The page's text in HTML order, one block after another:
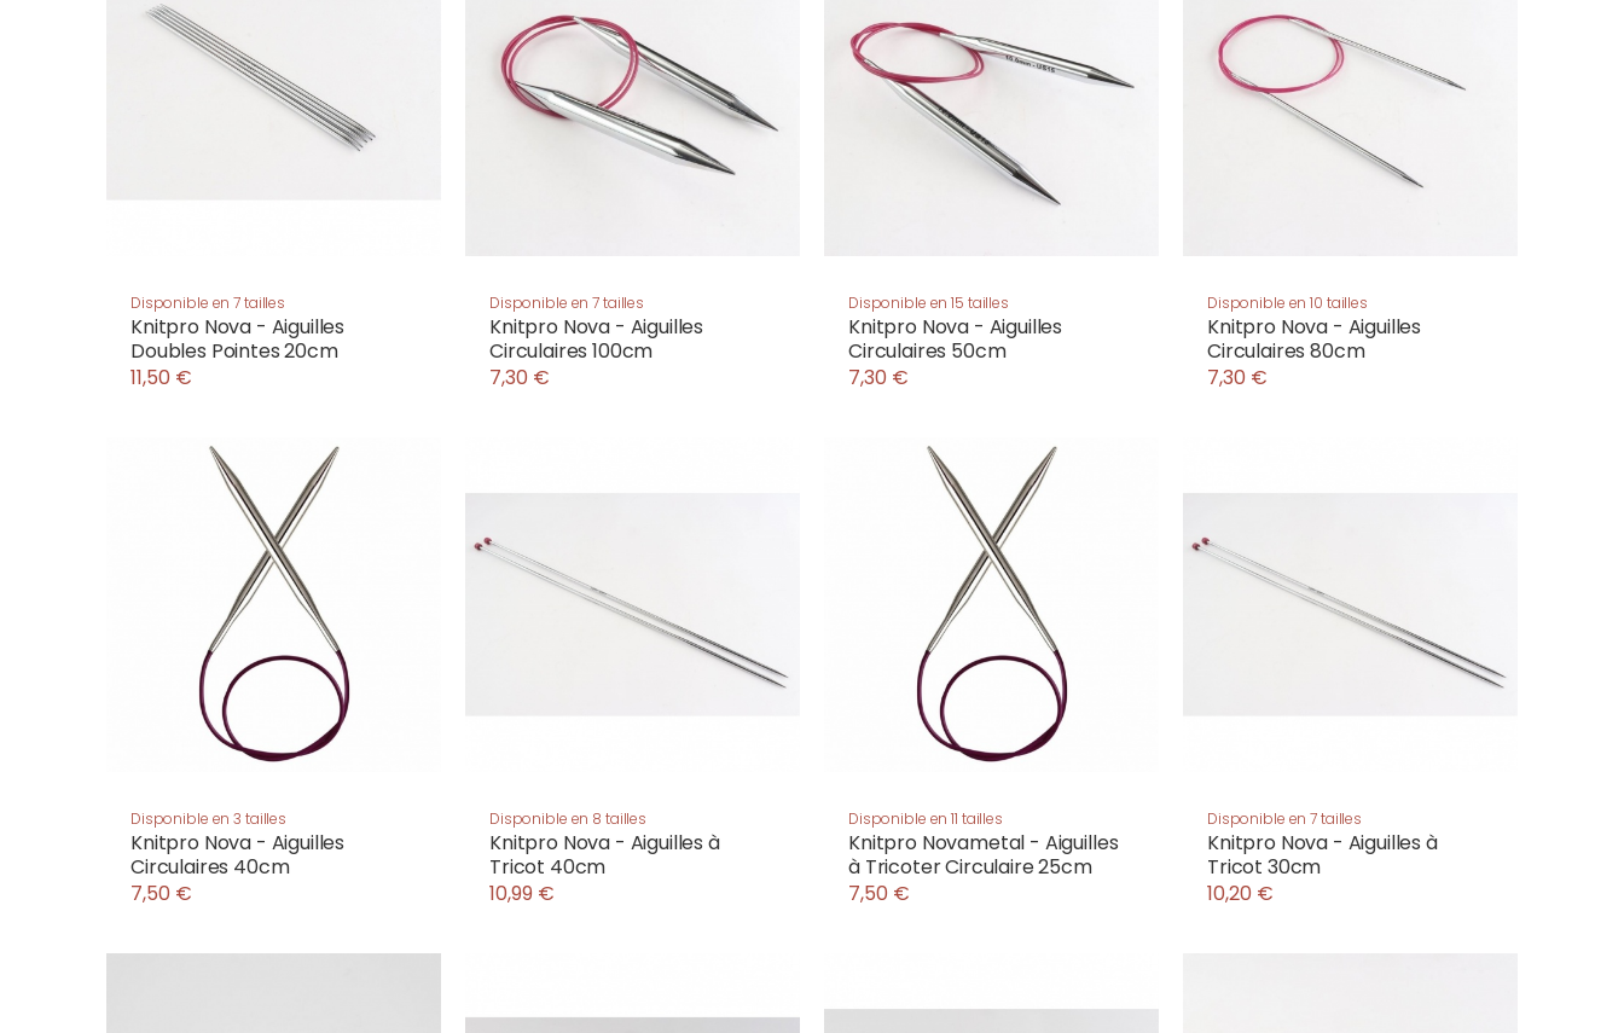
Disponible en 7 tailles
Knitpro Nova - Aiguilles
Doubles Pointes 20cm
11,50 €
Disponible en 7 tailles
Knitpro Nova - Aiguilles
Circulaires 100cm
7,30 €
Disponible en 15 tailles
Knitpro Nova - Aiguilles
Circulaires 50cm
7,30 €
Disponible en 10 tailles
Knitpro Nova - Aiguilles
Circulaires 80cm
7,30 €
Disponible en 3 tailles
Knitpro Nova - Aiguilles
Circulaires 40cm
7,50 €
Disponible en 8 tailles
Knitpro Nova - Aiguilles à
Tricot 40cm
10,99 €
Disponible en 11 tailles
Knitpro Novametal - Aiguilles
à Tricoter Circulaire 25cm
7,50 €
Disponible en 7 tailles
Knitpro Nova - Aiguilles à
Tricot 30cm
10,20 €